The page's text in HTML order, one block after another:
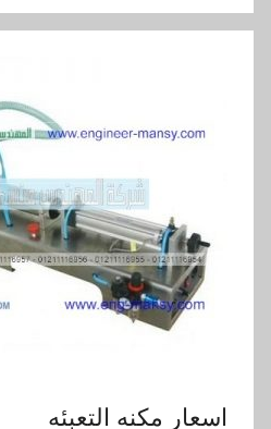
اسعار مكنه التعبئه